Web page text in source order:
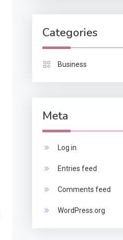
Categories
Business
Meta
Log in
Entries feed
Comments feed
WordPress.org